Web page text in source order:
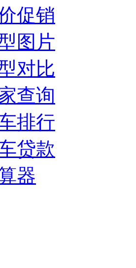
促销
图片
对比
查询
排行
贷款
器